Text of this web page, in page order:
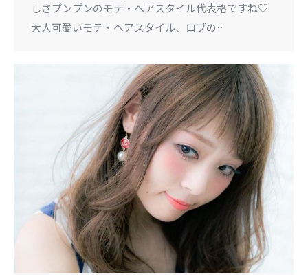
しさプンプンのモテ・ヘアスタイル代表格ですね♡
大人可愛いモテ・ヘアスタイル、ロブの…